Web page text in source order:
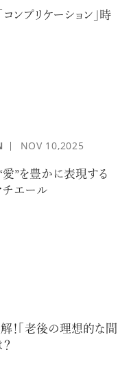
意外な視点、新たな
出すエナメル工芸
コンプリケーション」時
NOV 10,2025
愛”を豊かに表現する
エール
！「老後の理想的な間